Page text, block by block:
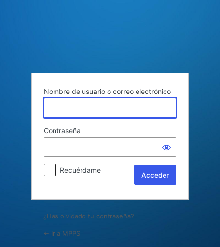
Nombre de usuario o correo electrónico
Contraseña
Recuérdame
¿Has olvidado tu contraseña?
← Ir a MPPS